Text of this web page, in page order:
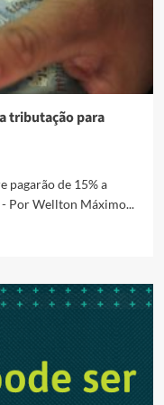
tributação para
pagarão de 15% a
Por Wellton Máximo...